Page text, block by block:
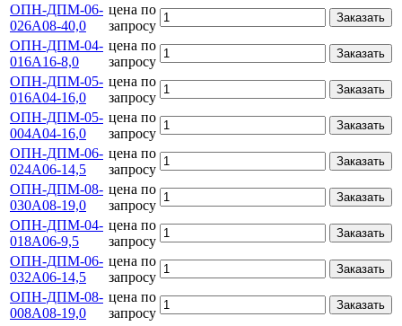
ОПН-ДПМ-06-
026А08-40,0
цена по
запросу
Заказать
ОПН-ДПМ-04-
016А16-8,0
цена по
запросу
Заказать
ОПН-ДПМ-05-
016А04-16,0
цена по
запросу
Заказать
ОПН-ДПМ-05-
004А04-16,0
цена по
запросу
Заказать
ОПН-ДПМ-06-
024А06-14,5
цена по
запросу
Заказать
ОПН-ДПМ-08-
030А08-19,0
цена по
запросу
Заказать
ОПН-ДПМ-04-
018А06-9,5
цена по
запросу
Заказать
ОПН-ДПМ-06-
032А06-14,5
цена по
запросу
Заказать
ОПН-ДПМ-08-
008А08-19,0
цена по
запросу
Заказать